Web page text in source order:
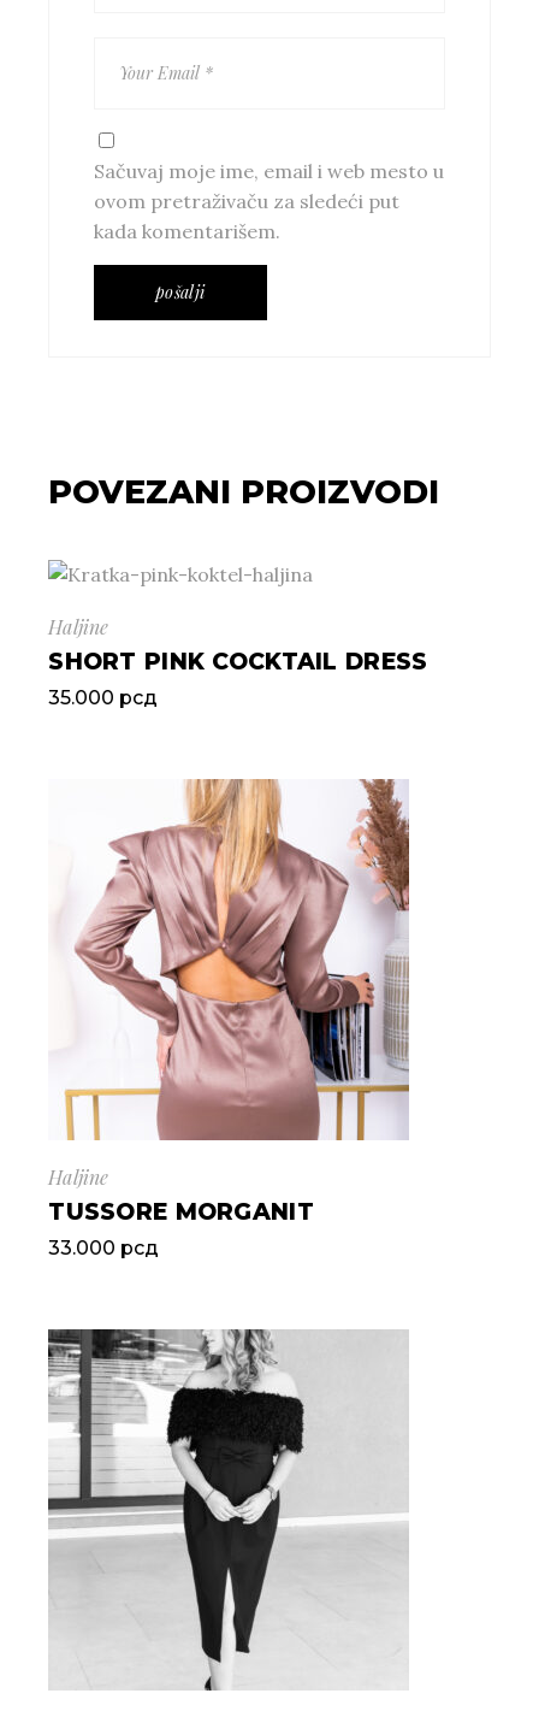
Sačuvaj moje ime, email i web mesto u
ovom pretraživaču za sledeći put
kada komentarišem.
pošalji
POVEZANI PROIZVODI
Haljine
SHORT PINK COCKTAIL DRESS
35.000 рсд
Haljine
TUSSORE MORGANIT
33.000 рсд